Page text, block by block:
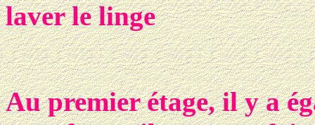
laver le linge
Au premier étage, il y a